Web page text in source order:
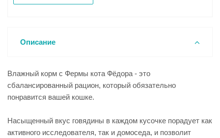
Описание
Влажный корм с Фермы кота Фёдора - это
сбалансированный рацион, который обязательно
понравится вашей кошке.
Насыщенный вкус говядины в каждом кусочке порадует как
активного исследователя, так и домоседа, и позволит